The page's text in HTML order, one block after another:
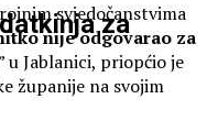
svjedočanstvima
nije odgovarao za
u Jablanici, priopćio je
županije na svojim
za